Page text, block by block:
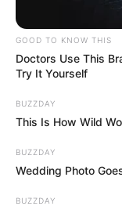
Un si grand
vendredi à
GOOD TO KNOW THIS
Doctors Use This
Try It Yourself
BUZZDAY
This Is How Wild
BUZZDAY
Wedding Photo
BUZZDAY